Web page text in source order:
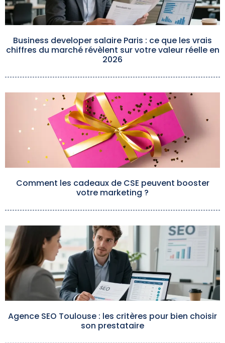
Business developer salaire Paris : ce que les vrais
chiffres du marché révèlent sur votre valeur réelle en
2026
Comment les cadeaux de CSE peuvent booster
votre marketing ?
Agence SEO Toulouse : les critères pour bien choisir
son prestataire